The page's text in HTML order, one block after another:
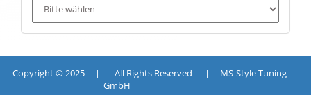
Copyright © 2025 | All Rights Reserved | MS-Style Tuning
GmbH